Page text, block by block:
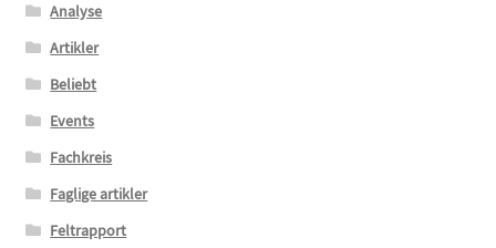
Analyse
Artikler
Beliebt
Events
Fachkreis
Faglige artikler
Feltrapport